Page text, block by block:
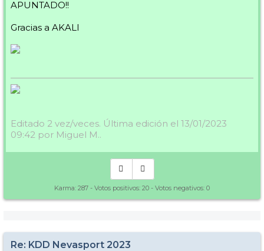
APUNTADO!!
Gracias a AKALI
Editado 2 vez/veces. Última edición el 13/01/2023
09:42 por Miguel M..
Karma: 287 - Votos positivos: 20 - Votos negativos: 0
Re: KDD Nevasport 2023